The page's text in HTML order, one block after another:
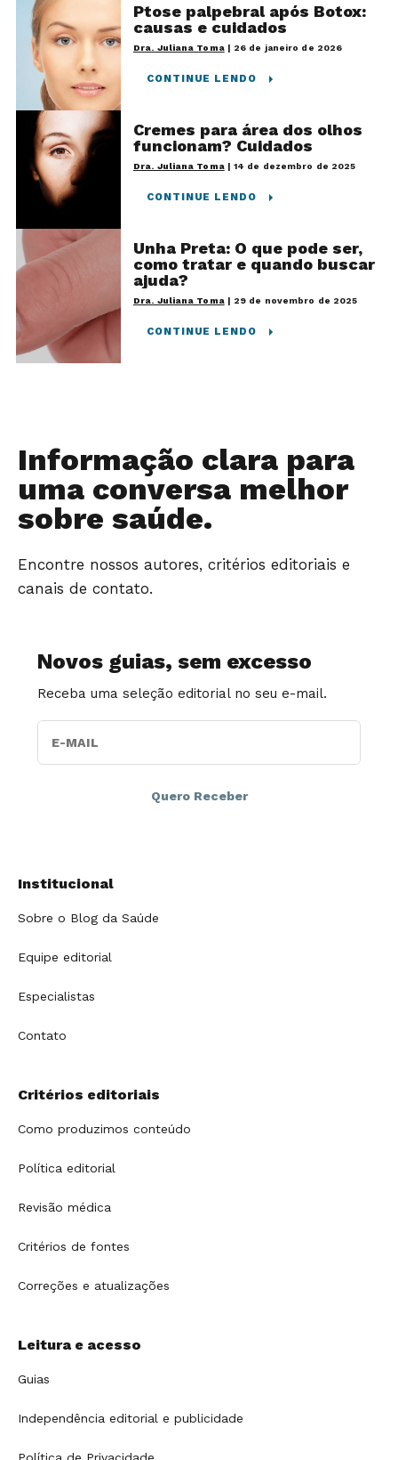
Ptose palpebral após Botox:
causas e cuidados
Dra. Juliana Toma| 26 de janeiro de 2026
CONTINUE LENDO
Cremes para área dos olhos
funcionam? Cuidados
Dra. Juliana Toma|14 de dezembro de 2025
CONTINUE LENDO
Unha Preta: O que pode ser,
como tratar e quando buscar
ajuda?
Dra. Juliana Toma| 29 de novembro de 2025
CONTINUE LENDO
Informação clara para
uma conversa melhor
sobre saúde.
Encontre nossos autores, critérios editoriais e
canais de contato.
Novos guias, sem excesso
Receba uma seleção editorial no seu e-mail.
Institucional
Sobre o Blog da Saúde
Equipe editorial
Especialistas
Contato
Critérios editoriais
Como produzimos conteúdo
Política editorial
Revisão médica
Critérios de fontes
Correções e atualizações
Leitura e acesso
Guias
Independência editorial e publicidade
Política de Privacidade